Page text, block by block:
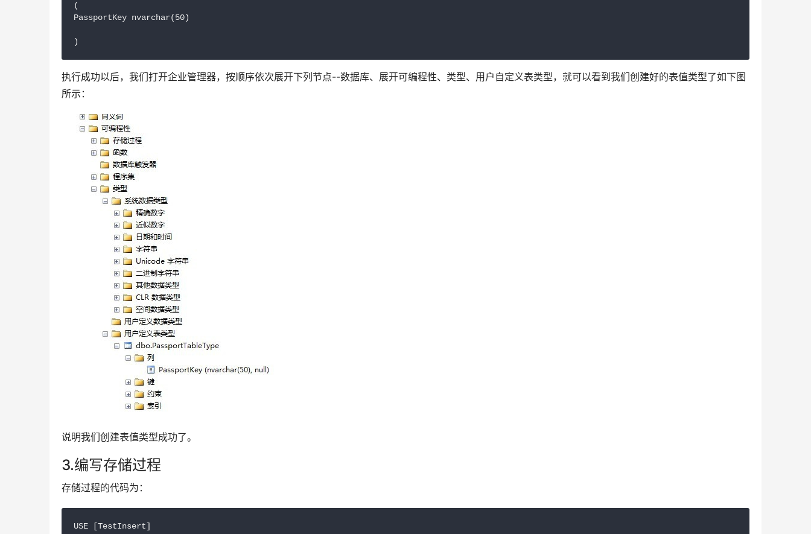
(
PassportKey nvarchar(50)
)
执行成功以后，我们打开企业管理器，按顺序依次展开下列节点--数据库、展开可编程性、类型、用户自定义表类型，就可以看到我们创建好的表值类型了如下图
所示：
说明我们创建表值类型成功了。
3.编写存储过程
存储过程的代码为：
USE [TestInsert]